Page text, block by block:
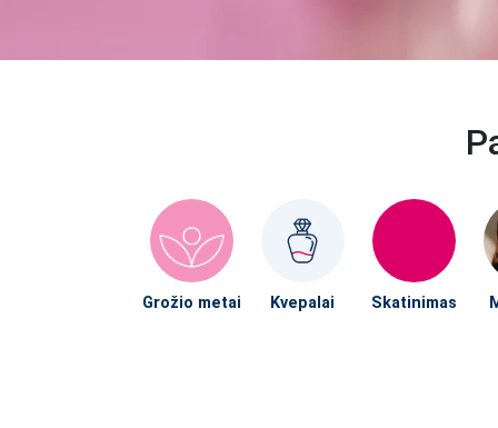
Grožio metai Kvepalai Skatinimas